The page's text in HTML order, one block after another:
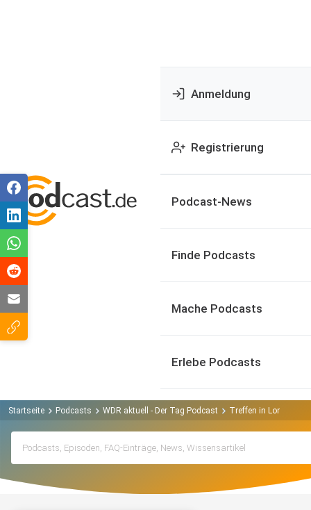
Anmeldung
Registrierung
Podcast-News
Finde Podcasts
Mache Podcasts
Erlebe Podcasts
Startseite Podcasts WDR aktuell - Der Tag Podcast Treffen in London: